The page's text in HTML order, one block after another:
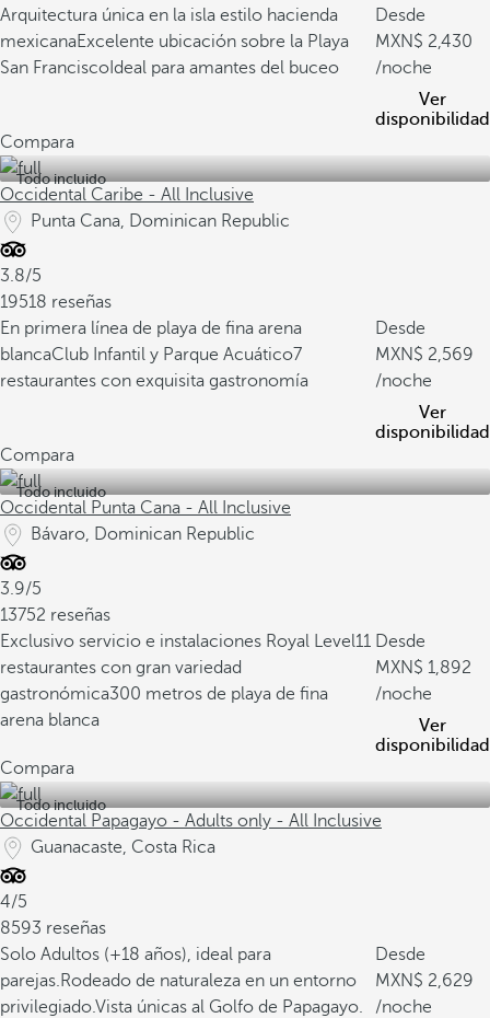
Arquitectura única en la isla estilo hacienda
mexicanaExcelente ubicación sobre la Playa
San Francisco Ideal para amantes del buceo
Desde
2,430
/noche
Ver
disponibilidad
Compara
Todo incluido
Occidental Caribe - All Inclusive
Punta Cana, Dominican Republic
3.8/5
19518 reseñas
En primera línea de playa de fina arena
blancaClub Infantil y Parque Acuático7
restaurantes con exquisita gastronomía
Desde
2,569
/noche
Ver
disponibilidad
Compara
Todo incluido
Occidental Punta Cana - All Inclusive
Bávaro, Dominican Republic
3.9/5
13752 reseñas
Exclusivo servicio e instalaciones Royal Level11
restaurantes con gran variedad
gastronómica300 metros de playa de fina
arena blanca
Desde
1,892
/noche
Ver
disponibilidad
Compara
Todo incluido
Occidental Papagayo - Adults only - All Inclusive
Guanacaste, Costa Rica
4/5
8593 reseñas
Solo Adultos (+18 años), ideal para
parejas.Rodeado de naturaleza en un entorno
privilegiado.Vista únicas al Golfo de Papagayo.
Desde
2,629
/noche